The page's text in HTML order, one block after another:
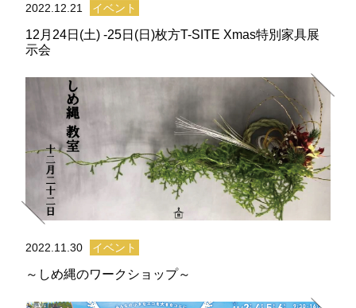
2022.12.21 イベント
12月24日(土) -25日(日)枚方T-SITE Xmas特別家具展
示会
2022.11.30 イベント
～しめ縄のワークショップ～